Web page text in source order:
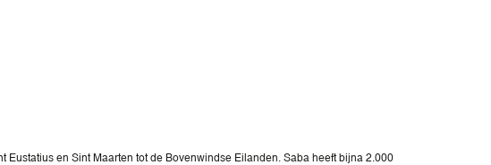
en Sint Maarten tot de Bovenwindse Eilanden. Saba heeft bijna 2.000